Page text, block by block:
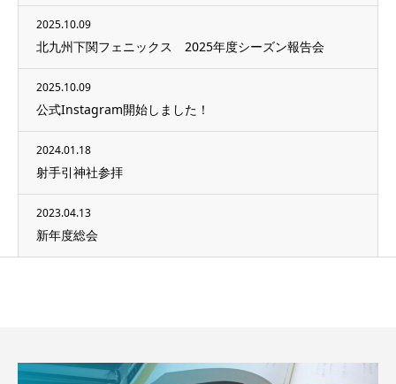
2025.10.09
北九州下関フェニックス 2025年度シーズン報告会
2025.10.09
公式Instagram開始しました！
2024.01.18
射手引神社参拝
2023.04.13
新年度総会